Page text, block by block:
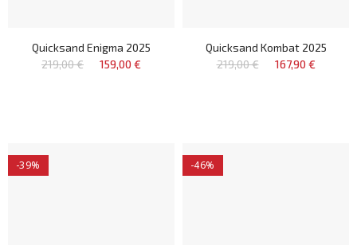
Quicksand Enigma 2025
219,00 €
159,00 €
Quicksand Kombat 2025
219,00 €
167,90 €
-39% -46%